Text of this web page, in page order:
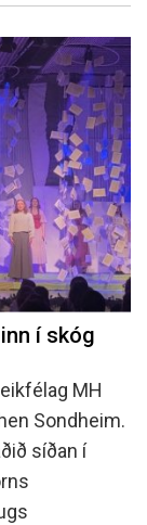
í skóg
MH
Sondheim.
síðan í